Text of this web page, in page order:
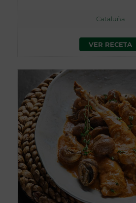
Cataluña
VER RECETA